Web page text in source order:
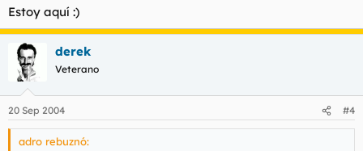
Estoy aquí :)
derek
Veterano
20 Sep 2004 #4
adro rebuznó: